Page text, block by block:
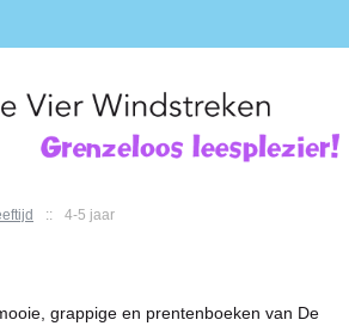
:: 4-5 jaar
grappige en prentenboeken van De